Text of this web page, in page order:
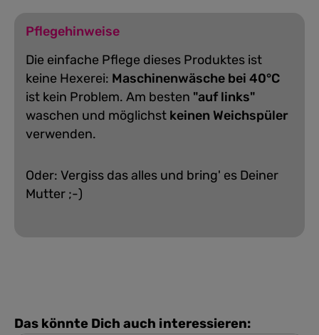
Pflegehinweise
Die einfache Pflege dieses Produktes ist
keine Hexerei: Maschinenwäsche bei 40°C
ist kein Problem. Am besten "auf links"
waschen und möglichst keinen Weichspüler
verwenden.
Oder: Vergiss das alles und bring' es Deiner
Mutter ;-)
Das könnte Dich auch interessieren: